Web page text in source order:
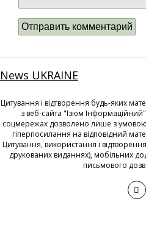
News UKRAINE
Цитування і відтворення будь-яких
з веб-сайта "Ізюм
соцмережах дозволено лише з
гіперпосилання на відповідний
Цитування, використання і
друкованих виданнях), мобільних
письмового